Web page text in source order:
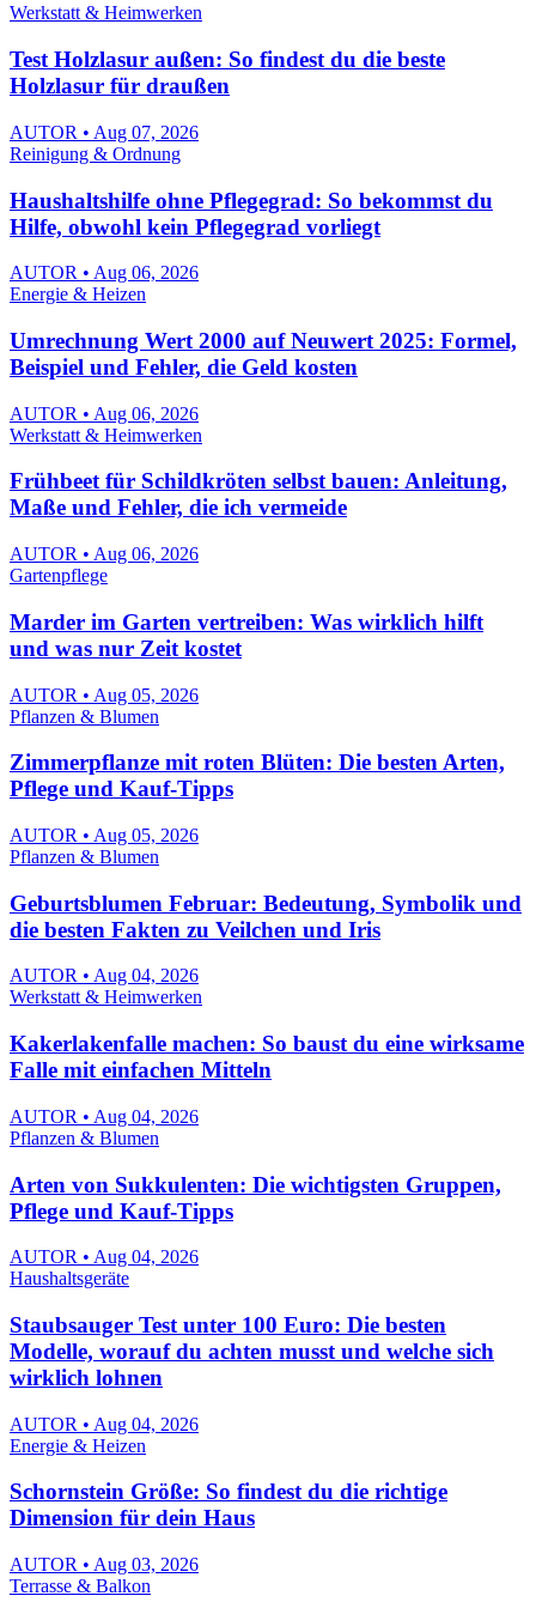
Werkstatt & Heimwerken
Test Holzlasur außen: So findest du die beste
Holzlasur für draußen
AUTOR • Aug 07, 2026
Reinigung & Ordnung
Haushaltshilfe ohne Pflegegrad: So bekommst du
Hilfe, obwohl kein Pflegegrad vorliegt
AUTOR • Aug 06, 2026
Energie & Heizen
Umrechnung Wert 2000 auf Neuwert 2025: Formel,
Beispiel und Fehler, die Geld kosten
AUTOR • Aug 06, 2026
Werkstatt & Heimwerken
Frühbeet für Schildkröten selbst bauen: Anleitung,
Maße und Fehler, die ich vermeide
AUTOR • Aug 06, 2026
Gartenpflege
Marder im Garten vertreiben: Was wirklich hilft
und was nur Zeit kostet
AUTOR • Aug 05, 2026
Pflanzen & Blumen
Zimmerpflanze mit roten Blüten: Die besten Arten,
Pflege und Kauf-Tipps
AUTOR • Aug 05, 2026
Pflanzen & Blumen
Geburtsblumen Februar: Bedeutung, Symbolik und
die besten Fakten zu Veilchen und Iris
AUTOR • Aug 04, 2026
Werkstatt & Heimwerken
Kakerlakenfalle machen: So baust du eine wirksame
Falle mit einfachen Mitteln
AUTOR • Aug 04, 2026
Pflanzen & Blumen
Arten von Sukkulenten: Die wichtigsten Gruppen,
Pflege und Kauf-Tipps
AUTOR • Aug 04, 2026
Haushaltsgeräte
Staubsauger Test unter 100 Euro: Die besten
Modelle, worauf du achten musst und welche sich
wirklich lohnen
AUTOR • Aug 04, 2026
Energie & Heizen
Schornstein Größe: So findest du die richtige
Dimension für dein Haus
AUTOR • Aug 03, 2026
Terrasse & Balkon